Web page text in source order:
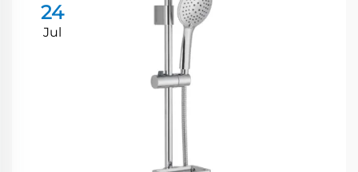
24
Jul